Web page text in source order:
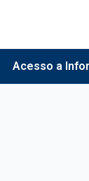
Acesso a